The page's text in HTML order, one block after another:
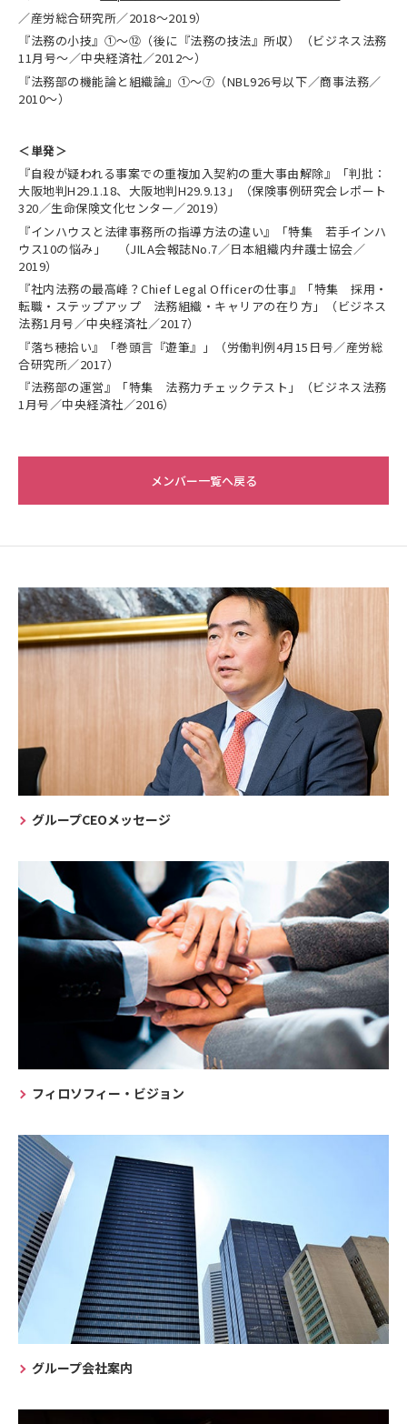
／産労総合研究所／2018～2019）
『法務の小技』①～⑫（後に『法務の技法』所収）（ビジネス法務
11月号～／中央経済社／2012～）
『法務部の機能論と組織論』①～⑦（NBL926号以下／商事法務／
2010～）
＜単発＞
『自殺が疑われる事案での重複加入契約の重大事由解除』「判批：
大阪地判H29.1.18、大阪地判H29.9.13」（保険事例研究会レポート
320／生命保険文化センター／2019）
『インハウスと法律事務所の指導方法の違い』「特集 若手インハ
ウス10の悩み」 （JILA会報誌No.7／日本組織内弁護士協会／
2019）
『社内法務の最高峰？Chief Legal Officerの仕事』「特集 採用・
転職・ステップアップ 法務組織・キャリアの在り方」（ビジネス
法務1月号／中央経済社／2017）
『落ち穂拾い』「巻頭言『遊筆』」（労働判例4月15日号／産労総
合研究所／2017）
『法務部の運営』「特集 法務力チェックテスト」（ビジネス法務
1月号／中央経済社／2016）
メンバー一覧へ戻る
グループCEOメッセージ
フィロソフィー・ビジョン
グループ会社案内